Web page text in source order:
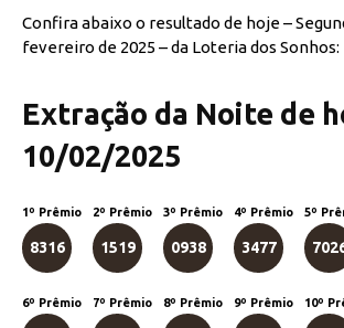
Confira abaixo o resultado de hoje –
fevereiro de 2025 – da Loteria dos Sonhos:
Extração da Noite de
10/02/2025
1º Prêmio
8316
2º Prêmio
1519
3º Prêmio
0938
4º Prêmio
3477
5º
6º Prêmio 7º Prêmio 8º Prêmio 9º Prêmio 10º